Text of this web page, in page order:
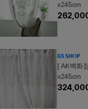
x245cm
[ AK백화
x245cm